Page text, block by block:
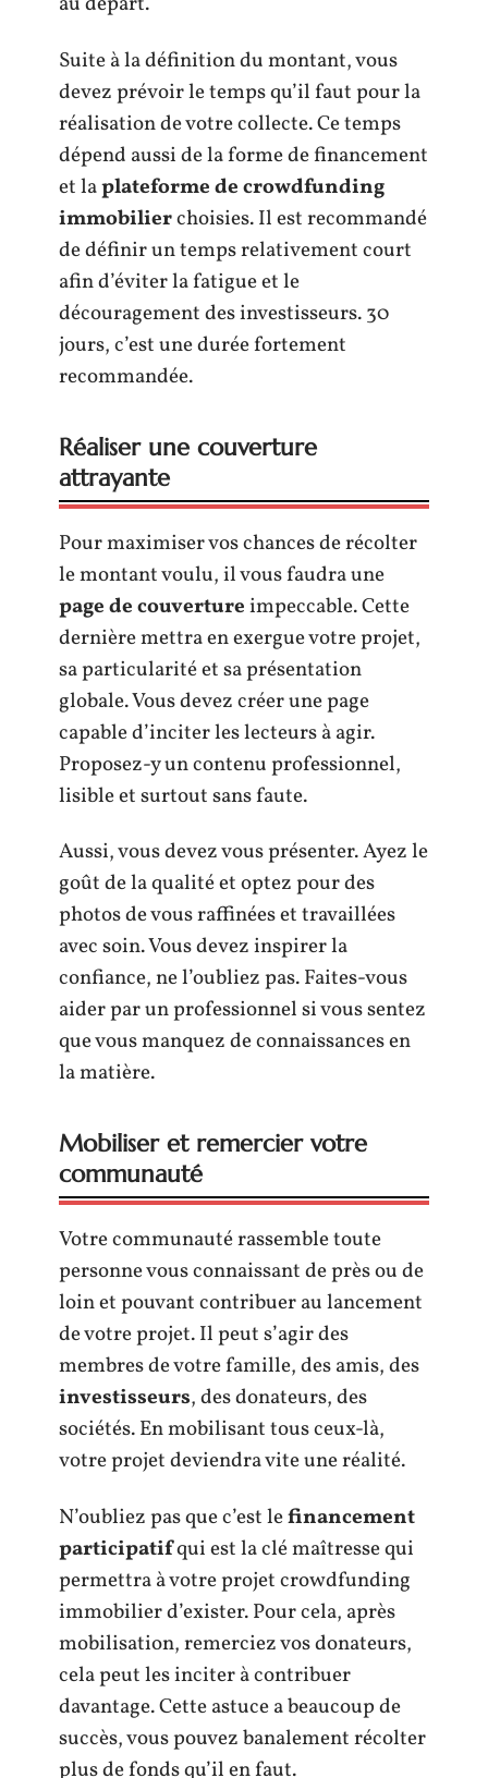
Suite à la définition du montant, vous
devez prévoir le temps qu’il faut pour la
réalisation de votre collecte. Ce temps
dépend aussi de la forme de financement
et laplateforme de crowdfunding
immobilierchoisies. Il est recommandé
de définir un temps relativement court
afin d’éviter la fatigue et le
découragement des investisseurs. 30
jours, c’est une durée fortement
recommandée.
Réaliser une couverture
attrayante
Pour maximiser vos chances de récolter
le montant voulu, il vous faudra une
page de couvertureimpeccable. Cette
dernière mettra en exergue votre projet,
sa particularité et sa présentation
globale. Vous devez créer une page
capable d’inciter les lecteurs à agir.
Proposez-y un contenu professionnel,
lisible et surtout sans faute.
Aussi, vous devez vous présenter. Ayez le
goût de la qualité et optez pour des
photos de vous raffinées et travaillées
avec soin. Vous devez inspirer la
confiance, ne l’oubliez pas. Faites-vous
aider par un professionnel si vous sentez
que vous manquez de connaissances en
la matière.
Mobiliser et remercier votre
communauté
Votre communauté rassemble toute
personne vous connaissant de près ou de
loin et pouvant contribuer au lancement
de votre projet. Il peut s’agir des
membres de votre famille, des amis, des
investisseurs, des donateurs, des
sociétés. En mobilisant tous ceux-là,
votre projet deviendra vite une réalité.
N’oubliez pas que c’est lefinancement
participatifqui est la clé maîtresse qui
permettra à votre projet crowdfunding
immobilier d’exister. Pour cela, après
mobilisation, remerciez vos donateurs,
cela peut les inciter à contribuer
davantage. Cette astuce a beaucoup de
succès, vous pouvez banalement récolter
plus de fonds qu’il en faut.